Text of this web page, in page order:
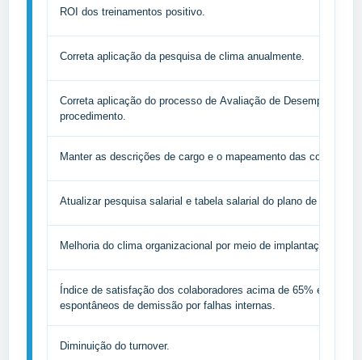
ROI dos treinamentos positivo.
Correta aplicação da pesquisa de clima anualmente.
Correta aplicação do processo de Avaliação de Desempenho,
procedimento.
Manter as descrições de cargo e o mapeamento das
Atualizar pesquisa salarial e tabela salarial do plano de cargos
Melhoria do clima organizacional por meio de implantação de
Índice de satisfação dos colaboradores acima de 65% e
espontâneos de demissão por falhas internas.
Diminuição do turnover.